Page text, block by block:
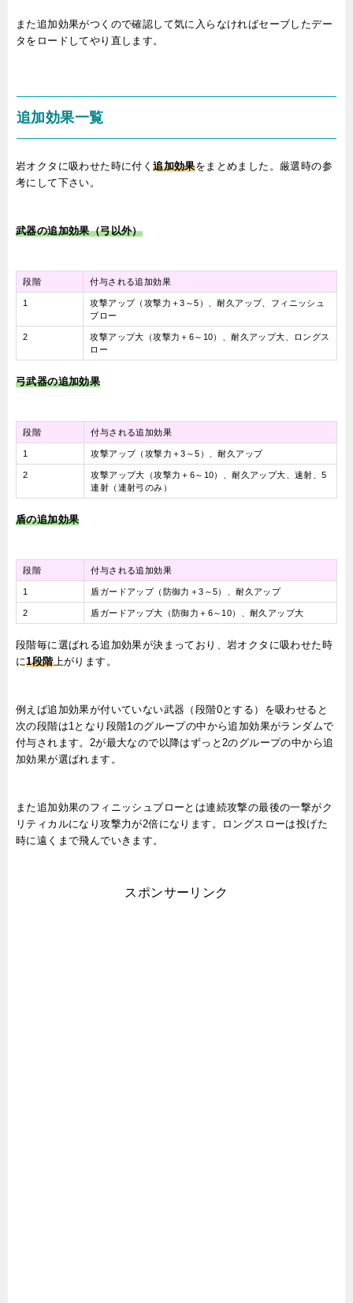
また追加効果がつくので確認して気に入らなければセーブしたデー
タをロードしてやり直します。
追加効果一覧
岩オクタに吸わせた時に付く追加効果をまとめました。厳選時の参
考にして下さい。
武器の追加効果（弓以外）
段階 付与される追加効果
1
攻撃アップ（攻撃力＋3～5）、耐久アップ、フィニッシュ
ブロー
2
攻撃アップ大（攻撃力＋6～10）、耐久アップ大、ロングス
ロー
弓武器の追加効果
段階 付与される追加効果
1 攻撃アップ（攻撃力＋3～5）、耐久アップ
2
攻撃アップ大（攻撃力＋6～10）、耐久アップ大、速射、5
連射（連射弓のみ）
盾の追加効果
段階 付与される追加効果
1 盾ガードアップ（防御力＋3～5）、耐久アップ
2 盾ガードアップ大（防御力＋6～10）、耐久アップ大
段階毎に選ばれる追加効果が決まっており、岩オクタに吸わせた時
に1段階上がります。
例えば追加効果が付いていない武器（段階0とする）を吸わせると
次の段階は1となり段階1のグループの中から追加効果がランダムで
付与されます。2が最大なので以降はずっと2のグループの中から追
加効果が選ばれます。
また追加効果のフィニッシュブローとは連続攻撃の最後の一撃がク
リティカルになり攻撃力が2倍になります。
ロングスローは投げた
時に遠くまで飛んでいきます。
スポンサーリンク